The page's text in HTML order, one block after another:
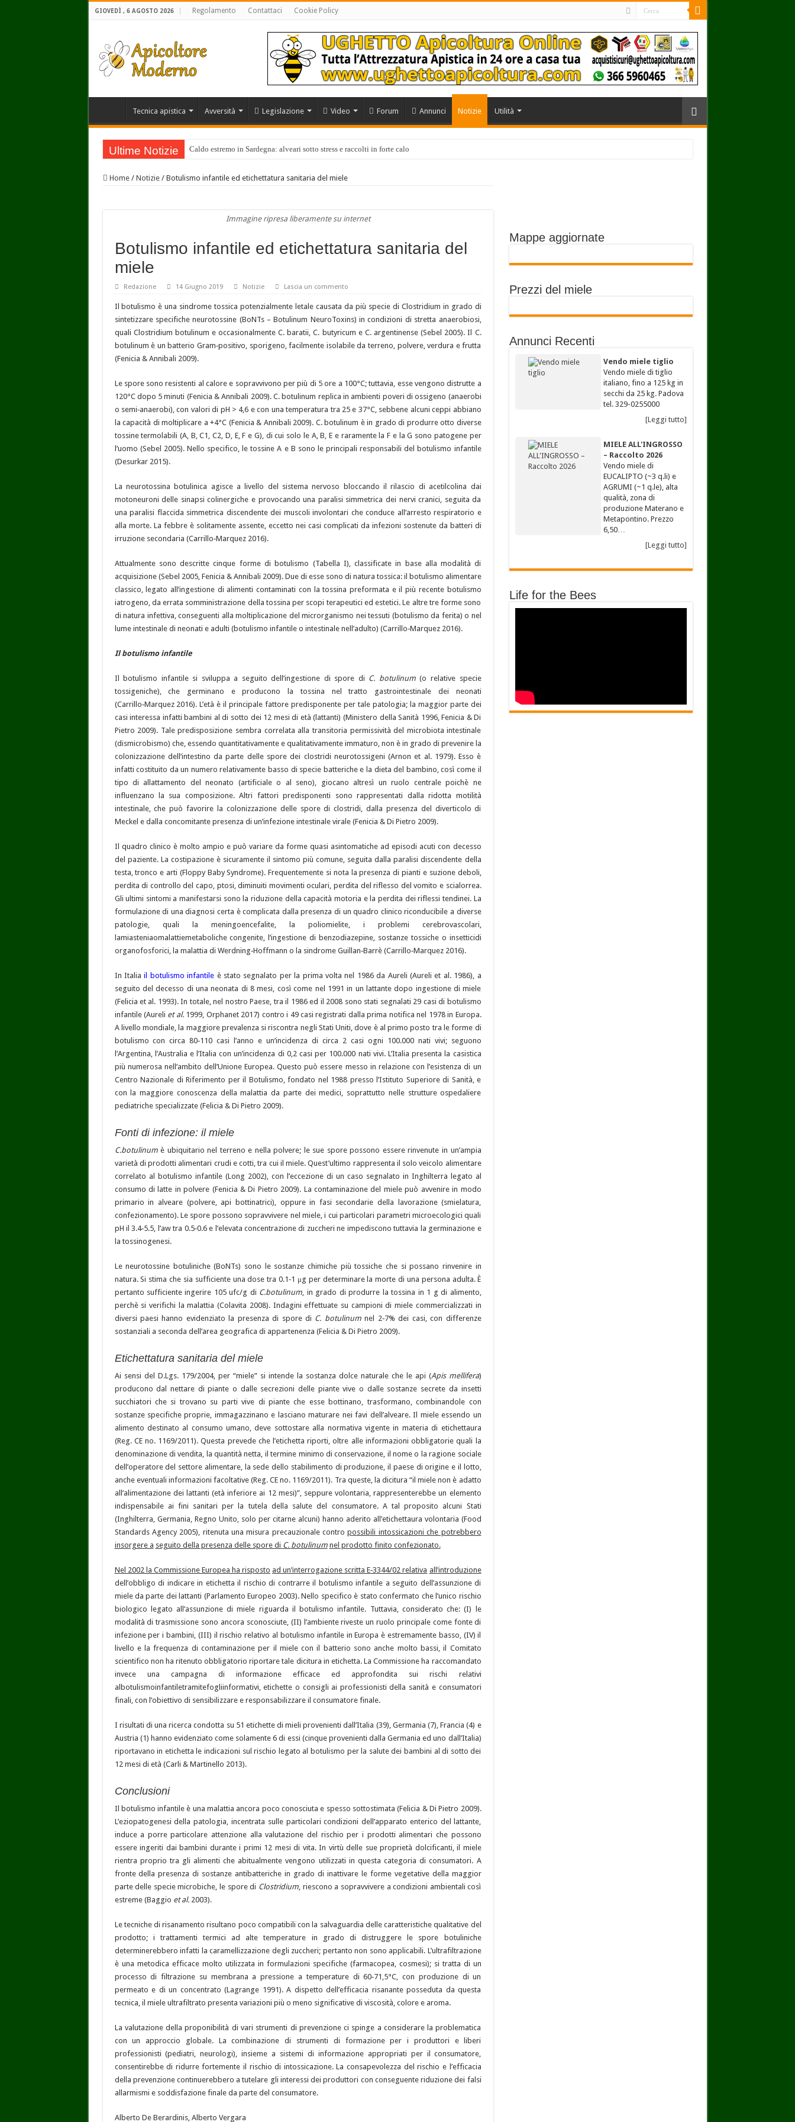
GIOVEDÌ , 6 AGOSTO 2026 Regolamento Contattaci Cookie Policy
Tecnica apistica Avversità Legislazione Video Forum Annunci Notizie Utilità
Ultime Notizie Caldo estremo in Sardegna: alveari sotto stress e raccolti in forte calo
Home / Notizie / Botulismo infantile ed etichettatura sanitaria del miele
Immagine ripresa liberamente su internet
Botulismo infantile ed etichettatura sanitaria del
miele
Redazione 14 Giugno 2019 Notizie Lascia un commento
Il botulismo è una sindrome tossica potenzialmente letale causata da più specie di Clostridium in grado di
sintetizzare specifiche neurotossine (BoNTs – Botulinum NeuroToxins) in condizioni di stretta anaerobiosi,
quali Clostridium botulinum e occasionalmente C. baratii, C. butyricum e C. argentinense (Sebel 2005). Il C.
botulinum è un batterio Gram‑positivo, sporigeno, facilmente isolabile da terreno, polvere, verdura e frutta
(Fenicia & Annibali 2009).
Le spore sono resistenti al calore e sopravvivono per più di 5 ore a 100°C; tuttavia, esse vengono distrutte a
120°C dopo 5 minuti (Fenicia & Annibali 2009). C. botulinum replica in ambienti poveri di ossigeno (anaerobi
o semi‑anaerobi), con valori di pH > 4,6 e con una temperatura tra 25 e 37°C, sebbene alcuni ceppi abbiano
la capacità di moltiplicare a +4°C (Fenicia & Annibali 2009). C. botulinum è in grado di produrre otto diverse
tossine termolabili (A, B, C1, C2, D, E, F e G), di cui solo le A, B, E e raramente la F e la G sono patogene per
l’uomo (Sebel 2005). Nello specifico, le tossine A e B sono le principali responsabili del botulismo infantile
(Desurkar 2015).
La neurotossina botulinica agisce a livello del sistema nervoso bloccando il rilascio di acetilcolina dai
motoneuroni delle sinapsi colinergiche e provocando una paralisi simmetrica dei nervi cranici, seguita da
una paralisi flaccida simmetrica discendente dei muscoli involontari che conduce all’arresto respiratorio e
alla morte. La febbre è solitamente assente, eccetto nei casi complicati da infezioni sostenute da batteri di
irruzione secondaria (Carrillo‑Marquez 2016).
Attualmente sono descritte cinque forme di botulismo (Tabella I), classificate in base alla modalità di
acquisizione (Sebel 2005, Fenicia & Annibali 2009). Due di esse sono di natura tossica: il botulismo alimentare
classico, legato all’ingestione di alimenti contaminati con la tossina preformata e il più recente botulismo
iatrogeno, da errata somministrazione della tossina per scopi terapeutici ed estetici. Le altre tre forme sono
di natura infettiva, conseguenti alla moltiplicazione del microrganismo nei tessuti (botulismo da ferita) o nel
lume intestinale di neonati e adulti (botulismo infantile o intestinale nell’adulto) (Carrillo‑Marquez 2016).
Il botulismo infantile
Il botulismo infantile si sviluppa a seguito dell’ingestione di spore di C. botulinum(o relative specie
tossigeniche), che germinano e producono la tossina nel tratto gastrointestinale dei neonati
(Carrillo‑Marquez 2016). L’età è il principale fattore predisponente per tale patologia; la maggior parte dei
casi interessa infatti bambini al di sotto dei 12 mesi di età (lattanti) (Ministero della Sanità 1996, Fenicia & Di
Pietro 2009). Tale predisposizione sembra correlata alla transitoria permissività del microbiota intestinale
(dismicrobismo) che, essendo quantitativamente e qualitativamente immaturo, non è in grado di prevenire la
colonizzazione dell’intestino da parte delle spore dei clostridi neurotossigeni (Arnon et al. 1979). Esso è
infatti costituito da un numero relativamente basso di specie batteriche e la dieta del bambino, così come il
tipo di allattamento del neonato (artificiale o al seno), giocano altresì un ruolo centrale poichè ne
influenzano la sua composizione. Altri fattori predisponenti sono rappresentati dalla ridotta motilità
intestinale, che può favorire la colonizzazione delle spore di clostridi, dalla presenza del diverticolo di
Meckel e dalla concomitante presenza di un’infezione intestinale virale (Fenicia & Di Pietro 2009).
Il quadro clinico è molto ampio e può variare da forme quasi asintomatiche ad episodi acuti con decesso
del paziente. La costipazione è sicuramente il sintomo più comune, seguita dalla paralisi discendente della
testa, tronco e arti (Floppy Baby Syndrome). Frequentemente si nota la presenza di pianti e suzione deboli,
perdita di controllo del capo, ptosi, diminuiti movimenti oculari, perdita del riflesso del vomito e scialorrea.
Gli ultimi sintomi a manifestarsi sono la riduzione della capacità motoria e la perdita dei riflessi tendinei. La
formulazione di una diagnosi certa è complicata dalla presenza di un quadro clinico riconducibile a diverse
patologie, quali la meningoencefalite, la poliomielite, i problemi cerebrovascolari,
lamiasteniaomalattiemetaboliche congenite, l’ingestione di benzodiazepine, sostanze tossiche o insetticidi
organofosforici, la malattia di Werdning‑Hoffmann o la sindrome Guillan‑Barrè (Carrillo‑Marquez 2016).
In Italiail botulismo infantile è stato segnalato per la prima volta nel 1986 da Aureli (Aureli et al. 1986), a
seguito del decesso di una neonata di 8 mesi, così come nel 1991 in un lattante dopo ingestione di miele
(Felicia et al. 1993). In totale, nel nostro Paese, tra il 1986 ed il 2008 sono stati segnalati 29 casi di botulismo
infantile (Aureli et al. 1999, Orphanet 2017) contro i 49 casi registrati dalla prima notifica nel 1978 in Europa.
A livello mondiale, la maggiore prevalenza si riscontra negli Stati Uniti, dove è al primo posto tra le forme di
botulismo con circa 80‑110 casi l’anno e un’incidenza di circa 2 casi ogni 100.000 nati vivi; seguono
l’Argentina, l’Australia e l’Italia con un’incidenza di 0,2 casi per 100.000 nati vivi. L’Italia presenta la casistica
più numerosa nell’ambito dell’Unione Europea. Questo può essere messo in relazione con l’esistenza di un
Centro Nazionale di Riferimento per il Botulismo, fondato nel 1988 presso l’Istituto Superiore di Sanità, e
con la maggiore conoscenza della malattia da parte dei medici, soprattutto nelle strutture ospedaliere
pediatriche specializzate (Felicia & Di Pietro 2009).
Fonti di infezione: il miele
C.botulinumè ubiquitario nel terreno e nella polvere; le sue spore possono essere rinvenute in un’ampia
varietà di prodotti alimentari crudi e cotti, tra cui il miele. Quest’ultimo rappresenta il solo veicolo alimentare
correlato al botulismo infantile (Long 2002), con l’eccezione di un caso segnalato in Inghilterra legato al
consumo di latte in polvere (Fenicia & Di Pietro 2009). La contaminazione del miele può avvenire in modo
primario in alveare (polvere, api bottinatrici), oppure in fasi secondarie della lavorazione (smielatura,
confezionamento). Le spore possono sopravvivere nel miele, i cui particolari parametri microecologici quali
pH il 3.4‑5.5, l’aw tra 0.5‑0.6 e l’elevata concentrazione di zuccheri ne impediscono tuttavia la germinazione e
la tossinogenesi.
Le neurotossine botuliniche (BoNTs) sono le sostanze chimiche più tossiche che si possano rinvenire in
natura. Si stima che sia sufficiente una dose tra 0.1‑1 μg per determinare la morte di una persona adulta. È
pertanto sufficiente ingerire 105 ufc/g di C.botulinum, in grado di produrre la tossina in 1 g di alimento,
perchè si verifichi la malattia (Colavita 2008). Indagini effettuate su campioni di miele commercializzati in
diversi paesi hanno evidenziato la presenza di spore di C. botulinumnel 2‑7% dei casi, con differenze
sostanziali a seconda dell’area geografica di appartenenza (Felicia & Di Pietro 2009).
Etichettatura sanitaria del miele
Ai sensi del D.Lgs. 179/2004, per “miele” si intende la sostanza dolce naturale che le api (Apis mellifera)
producono dal nettare di piante o dalle secrezioni delle piante vive o dalle sostanze secrete da insetti
succhiatori che si trovano su parti vive di piante che esse bottinano, trasformano, combinandole con
sostanze specifiche proprie, immagazzinano e lasciano maturare nei favi dell’alveare. Il miele essendo un
alimento destinato al consumo umano, deve sottostare alla normativa vigente in materia di etichettaura
(Reg. CE no. 1169/2011). Questa prevede che l’etichetta riporti, oltre alle informazioni obbligatorie quali la
denominazione di vendita, la quantità netta, il termine minimo di conservazione, il nome o la ragione sociale
dell’operatore del settore alimentare, la sede dello stabilimento di produzione, il paese di origine e il lotto,
anche eventuali informazioni facoltative (Reg. CE no. 1169/2011). Tra queste, la dicitura “il miele non è adatto
all’alimentazione dei lattanti (età inferiore ai 12 mesi)”, seppure volontaria, rappresenterebbe un elemento
indispensabile ai fini sanitari per la tutela della salute del consumatore. A tal proposito alcuni Stati
(Inghilterra, Germania, Regno Unito, solo per citarne alcuni) hanno aderito all’etichettaura volontaria (Food
Standards Agency 2005), ritenuta una misura precauzionale contropossibili intossicazioni che potrebbero
insorgere a seguito della presenza delle spore di C. botulinum nel prodotto finito confezionato.
Nel 2002 la Commissione Europea ha risposto ad un’interrogazione scritta E‑3344/02 relativa all’introduzione
dell’obbligo di indicare in etichetta il rischio di contrarre il botulismo infantile a seguito dell’assunzione di
miele da parte dei lattanti (Parlamento Europeo 2003). Nello specifico è stato confermato che l’unico rischio
biologico legato all’assunzione di miele riguarda il botulismo infantile. Tuttavia, considerato che: (I) le
modalità di trasmissione sono ancora sconosciute, (II) l’ambiente riveste un ruolo principale come fonte di
infezione per i bambini, (III) il rischio relativo al botulismo infantile in Europa è estremamente basso, (IV) il
livello e la frequenza di contaminazione per il miele con il batterio sono anche molto bassi, il Comitato
scientifico non ha ritenuto obbligatorio riportare tale dicitura in etichetta. La Commissione ha raccomandato
invece una campagna di informazione efficace ed approfondita sui rischi relativi
albotulismoinfantiletramitefogliinformativi, etichette o consigli ai professionisti della sanità e consumatori
finali, con l’obiettivo di sensibilizzare e responsabilizzare il consumatore finale.
I risultati di una ricerca condotta su 51 etichette di mieli provenienti dall’Italia (39), Germania (7), Francia (4) e
Austria (1) hanno evidenziato come solamente 6 di essi (cinque provenienti dalla Germania ed uno dall’Italia)
riportavano in etichetta le indicazioni sul rischio legato al botulismo per la salute dei bambini al di sotto dei
12 mesi di età (Carli & Martinello 2013).
Conclusioni
Il botulismo infantile è una malattia ancora poco conosciuta e spesso sottostimata (Felicia & Di Pietro 2009).
L’eziopatogenesi della patologia, incentrata sulle particolari condizioni dell’apparato enterico del lattante,
induce a porre particolare attenzione alla valutazione del rischio per i prodotti alimentari che possono
essere ingeriti dai bambini durante i primi 12 mesi di vita. In virtù delle sue proprietà dolcificanti, il miele
rientra proprio tra gli alimenti che abitualmente vengono utilizzati in questa categoria di consumatori. A
fronte della presenza di sostanze antibatteriche in grado di inattivare le forme vegetative della maggior
parte delle specie microbiche, le spore di Clostridium, riescono a sopravvivere a condizioni ambientali così
estreme (Baggio et al. 2003).
Le tecniche di risanamento risultano poco compatibili con la salvaguardia delle caratteristiche qualitative del
prodotto; i trattamenti termici ad alte temperature in grado di distruggere le spore botuliniche
determinerebbero infatti la caramellizzazione degli zuccheri; pertanto non sono applicabili. L’ultrafiltrazione
è una metodica efficace molto utilizzata in formulazioni specifiche (farmacopea, cosmesi); si tratta di un
processo di filtrazione su membrana a pressione a temperature di 60‑71,5°C, con produzione di un
permeato e di un concentrato (Lagrange 1991). A dispetto dell’efficacia risanante posseduta da questa
tecnica, il miele ultrafiltrato presenta variazioni più o meno significative di viscosità, colore e aroma.
La valutazione della proponibilità di vari strumenti di prevenzione ci spinge a considerare la problematica
con un approccio globale. La combinazione di strumenti di formazione per i produttori e liberi
professionisti (pediatri, neurologi), insieme a sistemi di informazione appropriati per il consumatore,
consentirebbe di ridurre fortemente il rischio di intossicazione. La consapevolezza del rischio e l’efficacia
della prevenzione continuerebbero a tutelare gli interessi dei produttori con conseguente riduzione dei falsi
allarmismi e soddisfazione finale da parte del consumatore.
Alberto De Berardinis, Alberto Vergara
Mappe aggiornate
Prezzi del miele
Annunci Recenti
Vendo miele tiglio
Vendo miele di tiglio
italiano, fino a 125 kg in
secchi da 25 kg. Padova
tel. 329-0255000
[Leggi tutto]
MIELE ALL'INGROSSO
– Raccolto 2026
Vendo miele di
EUCALIPTO (~3 q.li) e
AGRUMI (~1 q.le), alta
qualità, zona di
produzione Materano e
Metapontino. Prezzo
6,50…
[Leggi tutto]
Life for the Bees